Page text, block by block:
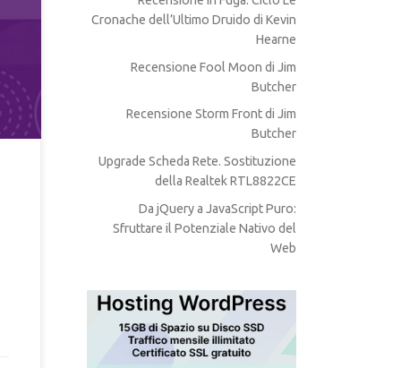
Cronache dell’Ultimo Druido di Kevin
Hearne
Recensione Fool Moon di Jim
Butcher
Recensione Storm Front di Jim
Butcher
Upgrade Scheda Rete. Sostituzione
della Realtek RTL8822CE
Da jQuery a JavaScript Puro:
Sfruttare il Potenziale Nativo del
Web